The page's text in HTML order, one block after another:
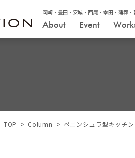
岡崎・豊田・安城・西尾・幸田・蒲郡
About Event
TOP Column ペニンシュラ型キッチン